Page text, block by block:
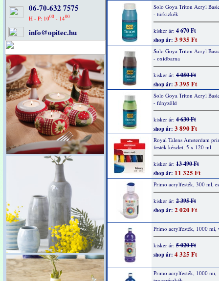
06-70-632 7575
H - P: 1000- 1400
info@opitec.hu
Solo Goya Triton Acryl
- türkizkék
kisker ár: 4 670 Ft
shop ár: 3 935 Ft
Solo Goya Triton Acryl
- oxidbarna
kisker ár: 4 050 Ft
shop ár: 3 395 Ft
Solo Goya Triton Acryl
- fényzöld
kisker ár: 4 630 Ft
shop ár: 3 890 Ft
Royal Talens Amsterdam
festék készlet, 5 x 120 ml
kisker ár: 13 490 Ft
shop ár: 11 325 Ft
Primo acrylfesték, 300 ml,
kisker ár: 2 395 Ft
shop ár: 2 020 Ft
Primo acrylfesték, 1000 mi,
kisker ár: 5 020 Ft
shop ár: 4 325 Ft
Primo acrylfesték, 1000 mi,